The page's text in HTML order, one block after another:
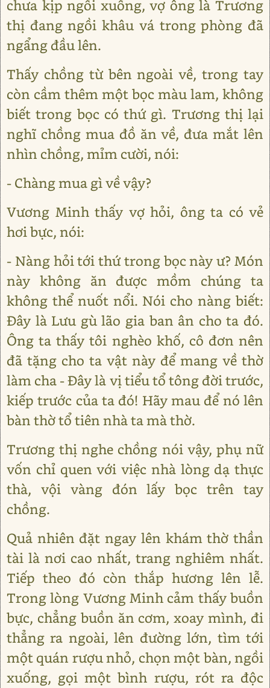
chưa kịp ngồi xuống, vợ ông là Trương
thị đang ngồi khâu vá trong phòng đã
ngẩng đầu lên.
Thấy chồng từ bên ngoài về, trong tay
còn cầm thêm một bọc màu lam, không
biết trong bọc có thứ gì. Trương thị lại
nghĩ chồng mua đồ ăn về, đưa mắt lên
nhìn chồng, mỉm cười, nói:
- Chàng mua gì về vậy?
Vương Minh thấy vợ hỏi, ông ta có vẻ
hơi bực, nói:
- Nàng hỏi tới thứ trong bọc này ư? Món
này không ăn được mồm chúng ta
không thể nuốt nổi. Nói cho nàng biết:
Đây là Lưu gù lão gia ban ân cho ta đó.
Ông ta thấy tôi nghèo khố, cô đơn nên
đã tặng cho ta vật này để mang về thờ
làm cha - Đây là vị tiểu tổ tông đời trước,
kiếp trước của ta đó! Hãy mau để nó lên
bàn thờ tổ tiên nhà ta mà thờ.
Trương thị nghe chồng nói vậy, phụ nữ
vốn chỉ quen với việc nhà lòng dạ thực
thà, vội vàng đón lấy bọc trên tay
chồng.
Quả nhiên đặt ngay lên khám thờ thần
tài là nơi cao nhất, trang nghiêm nhất.
Tiếp theo đó còn thắp hương lên lễ.
Trong lòng Vương Minh cảm thấy buồn
bực, chẳng buồn ăn cơm, xoay mình, đi
thẳng ra ngoài, lên đường lớn, tìm tới
một quán rượu nhỏ, chọn một bàn, ngồi
xuống, gọi một bình rượu, rót ra độc